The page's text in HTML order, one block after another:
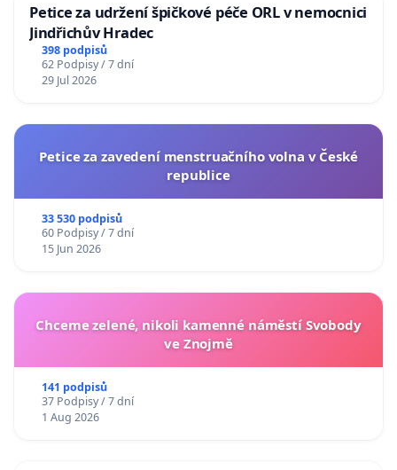
Petice za udržení špičkové péče ORL v nemocnici
Jindřichův Hradec
398 podpisů
62 Podpisy / 7 dní
29 Jul 2026
Petice za zavedení menstruačního volna v České
republice
33 530 podpisů
60 Podpisy / 7 dní
15 Jun 2026
Chceme zelené, nikoli kamenné náměstí Svobody
ve Znojmě
141 podpisů
37 Podpisy / 7 dní
1 Aug 2026